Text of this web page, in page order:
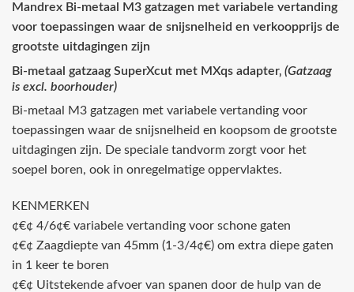
Mandrex Bi-metaal M3 gatzagen met variabele vertanding
voor toepassingen waar de snijsnelheid en verkoopprijs de
grootste uitdagingen zijn
Bi-metaal gatzaag SuperXcut met MXqs adapter‚ (Gatzaag
is excl. boorhouder)
Bi-metaal M3 gatzagen met variabele vertanding voor
toepassingen waar de snijsnelheid en koopsom de grootste
uitdagingen zijn. De speciale tandvorm zorgt voor het
soepel boren, ook in onregelmatige oppervlaktes.
KENMERKEN
¢€¢ 4/6¢€ variabele vertanding voor schone gaten
¢€¢ Zaagdiepte van 45mm (1-3/4¢€) om extra diepe gaten
in 1 keer te boren
¢€¢ Uitstekende afvoer van spanen door de hulp van de